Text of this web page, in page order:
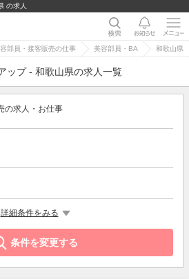
の求人
部員・接客販売の仕事 美容部員・BA 和歌山県
ップ - 和歌山県の求人一覧
の求人・お仕事
詳細条件をみる
条件を変更する